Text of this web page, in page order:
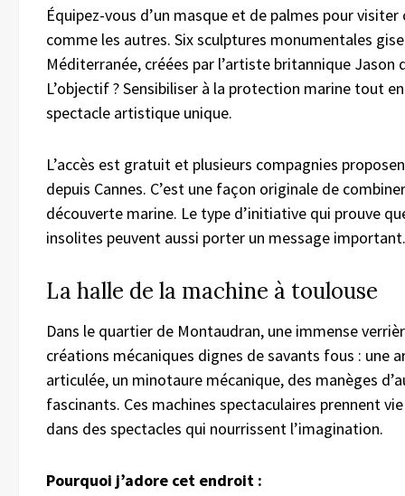
Équipez-vous d’un masque et de palmes pour visiter
comme les autres. Six sculptures monumentales
Méditerranée, créées par l’artiste britannique Jason
L’objectif ? Sensibiliser à la protection marine tout
spectacle artistique unique.
L’accès est gratuit et plusieurs compagnies
depuis Cannes. C’est une façon originale de
découverte marine. Le type d’initiative qui prouve
insolites peuvent aussi porter un message important.
La halle de la machine à toulouse
Dans le quartier de Montaudran, une immense
créations mécaniques dignes de savants fous : une
articulée, un minotaure mécanique, des manèges
fascinants. Ces machines spectaculaires prennent
dans des spectacles qui nourrissent l’imagination.
Pourquoi j’adore cet endroit :